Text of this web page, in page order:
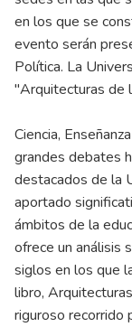
en los que se
evento serán
Política. La
"Arquitecturas de
Ciencia,
grandes debates
destacados de la
aportado
ámbitos de la
ofrece un análisis
siglos en los que
libro,
riguroso recorrido